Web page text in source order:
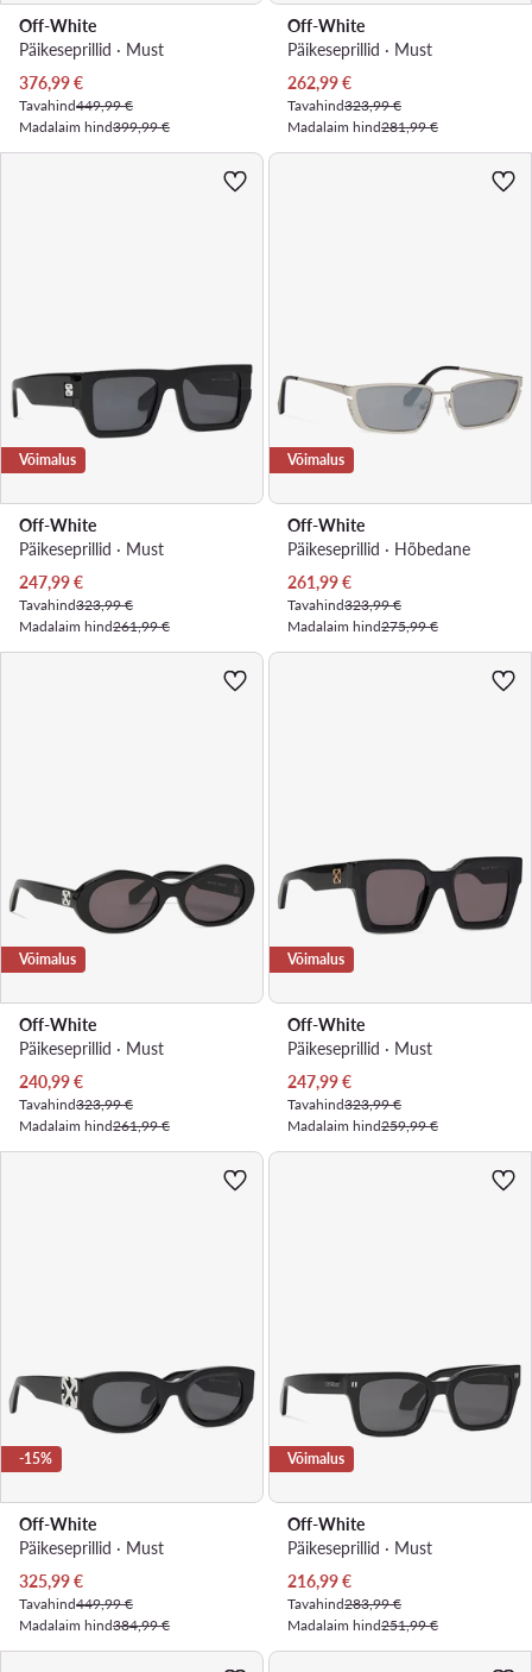
Off-White
Päikeseprillid · Must
Praegune hind
376,99€
Tavahind449,99 €
Madalaim hind399,99 €
Off-White
Päikeseprillid · Must
Praegune hind
262,99€
Tavahind323,99 €
Madalaim hind281,99 €
Võimalus
Off-White
Päikeseprillid · Must
Praegune hind
247,99€
Tavahind323,99 €
Madalaim hind261,99 €
Võimalus
Off-White
Päikeseprillid · Hõbedane
Praegune hind
261,99€
Tavahind323,99 €
Madalaim hind275,99 €
Võimalus
Off-White
Päikeseprillid · Must
Praegune hind
240,99€
Tavahind323,99 €
Madalaim hind261,99 €
Võimalus
Off-White
Päikeseprillid · Must
Praegune hind
247,99€
Tavahind323,99 €
Madalaim hind259,99 €
-15%
Off-White
Päikeseprillid · Must
Praegune hind
325,99€
Tavahind449,99 €
Madalaim hind384,99 €
Võimalus
Off-White
Päikeseprillid · Must
Praegune hind
216,99€
Tavahind283,99 €
Madalaim hind251,99 €